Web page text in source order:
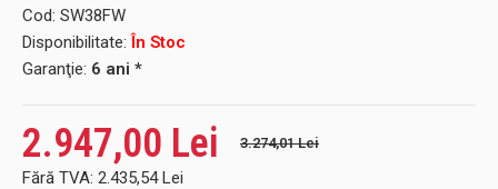
Cod: SW38FW
Disponibilitate: În Stoc
Garanţie: 6 ani *
2.947,00 Lei 3.274,01 Lei
Fără TVA: 2.435,54 Lei